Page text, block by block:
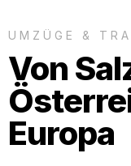
UMZÜGE &
Von
Europa